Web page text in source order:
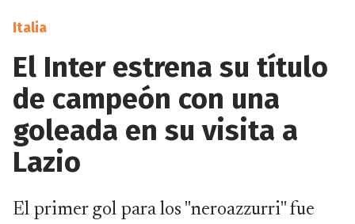
Italia
El Inter estrena su título
de campeón con una
goleada en su visita a
Lazio
El primer gol para los "neroazzurri" fue